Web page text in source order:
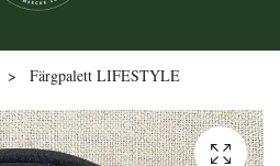
Färgpalett LIFESTYLE